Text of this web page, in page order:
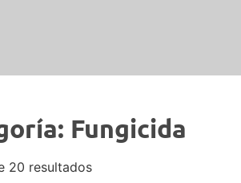
Fungicida
20 resultados